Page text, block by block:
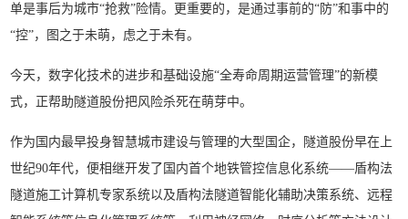
单是事后为城市“抢救”险情。更重要的，是通过事前的“防”和事中的
“控”，图之于未萌，虑之于未有。
今天，数字化技术的进步和基础设施“全寿命周期运营管理”的新模
式，正帮助隧道股份把风险杀死在萌芽中。
作为国内最早投身智慧城市建设与管理的大型国企，隧道股份早在上
世纪90年代，便相继开发了国内首个地铁管控信息化系统——盾构法
隧道施工计算机专家系统以及盾构法隧道智能化辅助决策系统、远程